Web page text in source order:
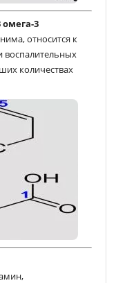
3
относится к
количествах